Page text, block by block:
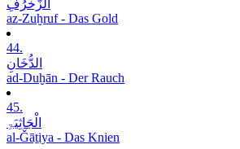
الزُّخْرُفِ
az-Zuḫruf - Das Gold
44.
الدُّخَانِ
ad-Duḫān - Der Rauch
45.
الْجَاثِیَۃِ
al-Ǧāṯiya - Das Knien